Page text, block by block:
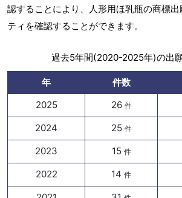
認することにより、人形用ほ乳瓶の商標
ティを確認することができます。
過去5年間(2020-2025年)の出
年 件数
2025
26 件
2024 25 件
2023 15 件
2022 14 件